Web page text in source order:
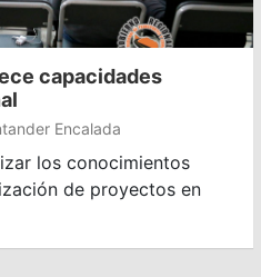
capacidades
Encalada
los conocimientos
de proyectos en